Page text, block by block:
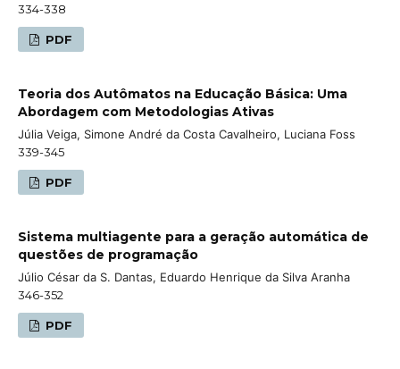
334-338
PDF
Teoria dos Autômatos na Educação Básica: Uma
Abordagem com Metodologias Ativas
Júlia Veiga, Simone André da Costa Cavalheiro, Luciana Foss
339-345
PDF
Sistema multiagente para a geração automática de
questões de programação
Júlio César da S. Dantas, Eduardo Henrique da Silva Aranha
346-352
PDF